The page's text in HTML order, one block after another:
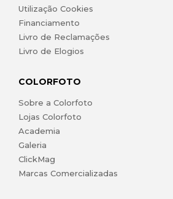
Utilização Cookies
Financiamento
Livro de Reclamações
Livro de Elogios
COLORFOTO
Sobre a Colorfoto
Lojas Colorfoto
Academia
Galeria
ClickMag
Marcas Comercializadas